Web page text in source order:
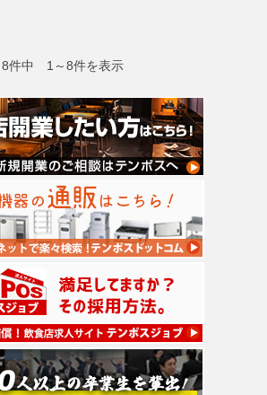
8件中 1～8件を表示